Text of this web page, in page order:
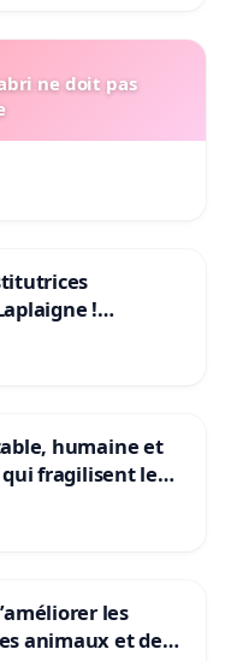
ne doit pas
!
humaine et
fragilisent le
les
animaux et de